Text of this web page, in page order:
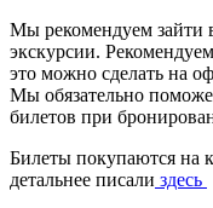
Мы рекомендуем зайти
экскурсии.
это можно сделать на
Мы обязательно
билетов при
Билеты покупаются на
детальнее писали здесь